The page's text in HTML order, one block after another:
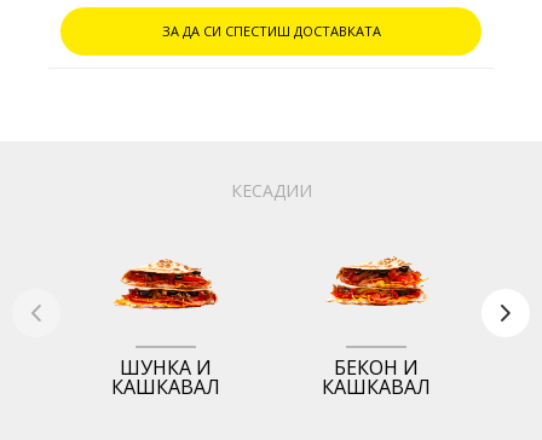
ЗА ДА СИ СПЕСТИШ ДОСТАВКАТА
КЕСАДИИ
ШУНКА И
КАШКАВАЛ
БЕКОН И
КАШКАВАЛ